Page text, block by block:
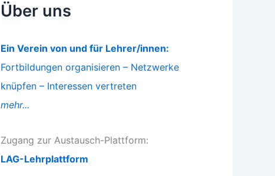
Über uns
Ein Verein von und für Lehrer/innen:
Fortbildungen organisieren – Netzwerke
knüpfen – Interessen vertreten
mehr...
Zugang zur Austausch-Plattform:
LAG-Lehrplattform